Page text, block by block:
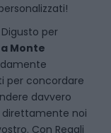
per
a Monte
per concordare
davvero
direttamente noi
Con Regali